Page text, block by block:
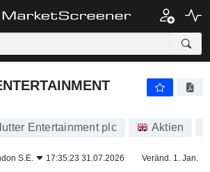
PLC 7.588,00 p -
Entertainment plc Aktien
S.E. 17:35:23 31.07.2026 Veränd. 1. Jan.